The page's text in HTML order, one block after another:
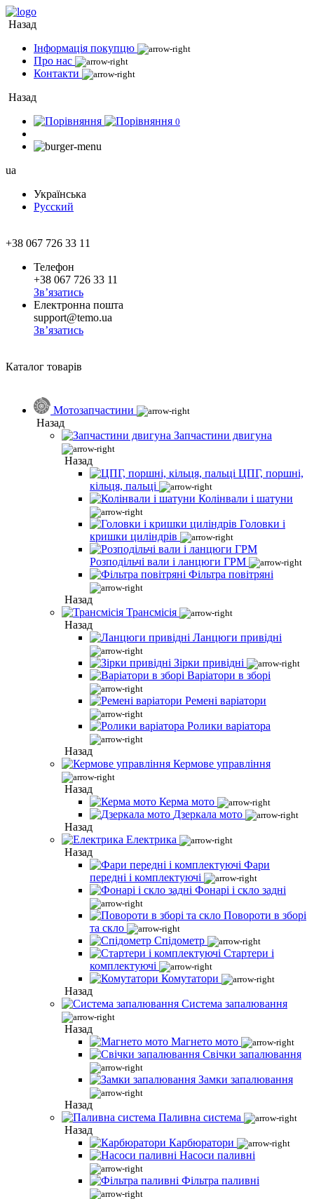
Назад
Інформація покупцю
Про нас
Контакти
Назад
0
ua
Українська
Русский
+38 067 726 33 11
Телефон
+38 067 726 33 11
Зв’язатись
Електронна пошта
support@temo.ua
Зв’язатись
Каталог товарів
Мотозапчастини
Назад
Запчастини двигуна
Назад
ЦПГ, поршні,
кільця, пальці
Колінвали і шатуни
Головки і
кришки циліндрів
Розподільчі вали і ланцюги ГРМ
Фільтра повітряні
Назад
Трансмісія
Назад
Ланцюги привідні
Зірки привідні
Варіатори в зборі
Ремені варіатори
Ролики варіатора
Назад
Кермове управління
Назад
Керма мото
Дзеркала мото
Назад
Електрика
Назад
Фари
передні і комплектуючі
Фонарі і скло задні
Повороти в зборі
та скло
Спідометр
Стартери і
комплектуючі
Комутатори
Назад
Система запалювання
Назад
Магнето мото
Свічки запалювання
Замки запалювання
Назад
Паливна система
Назад
Карбюратори
Насоси паливні
Фільтра паливні